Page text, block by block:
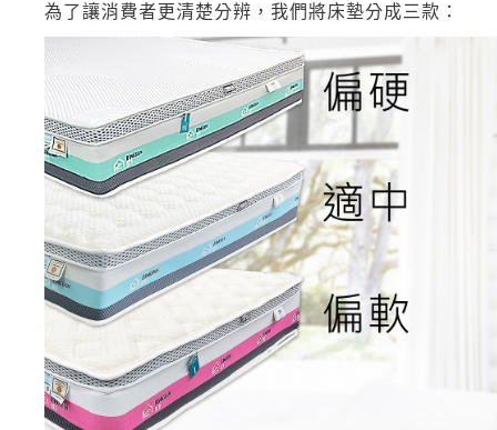
為了讓消費者更清楚分辨，我們將床墊分成三款：